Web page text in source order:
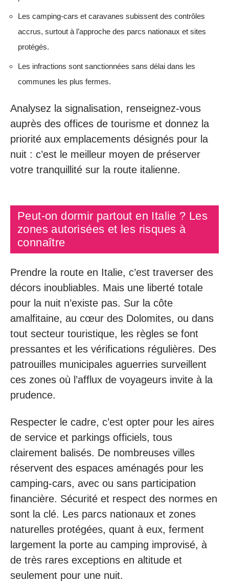
Les camping-cars et caravanes subissent des contrôles
accrus, surtout à l’approche des parcs nationaux et sites
protégés.
Les infractions sont sanctionnées sans délai dans les
communes les plus fermes.
Analysez la signalisation, renseignez-vous
auprès des offices de tourisme et donnez la
priorité aux emplacements désignés pour la
nuit : c’est le meilleur moyen de préserver
votre tranquillité sur la route italienne.
Peut-on dormir partout en Italie ? Les
zones autorisées et les risques à
connaître
Prendre la route en Italie, c’est traverser des
décors inoubliables. Mais une liberté totale
pour la nuit n’existe pas. Sur la côte
amalfitaine, au cœur des Dolomites, ou dans
tout secteur touristique, les règles se font
pressantes et les vérifications régulières. Des
patrouilles municipales aguerries surveillent
ces zones où l’afflux de voyageurs invite à la
prudence.
Respecter le cadre, c’est opter pour les aires
de service et parkings officiels, tous
clairement balisés. De nombreuses villes
réservent des espaces aménagés pour les
camping-cars, avec ou sans participation
financière. Sécurité et respect des normes en
sont la clé. Les parcs nationaux et zones
naturelles protégées, quant à eux, ferment
largement la porte au camping improvisé, à
de très rares exceptions en altitude et
seulement pour une nuit.